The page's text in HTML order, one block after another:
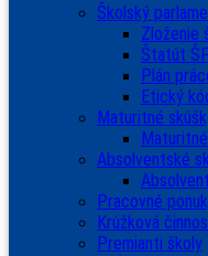
Školský
Zloženie
Štatút
Plán
Etický
Maturitné
Absolventské
Pracovné
Krúžková
Premianti školy